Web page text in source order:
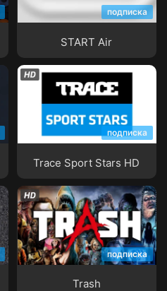
подписка
START Air
START Air
подписка
Trace Sport Stars HD
Trace Sport Stars HD
подписка
Trash
Trash